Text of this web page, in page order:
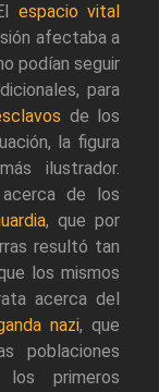
espacio vital
afectaba a
podían seguir
para
de los
la figura
ilustrador.
de los
, que por
resultó tan
los mismos
acerca del
nazi, que
poblaciones
primeros